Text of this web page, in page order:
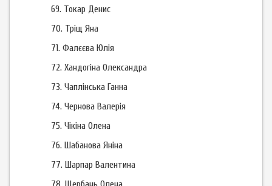
69. Токар Денис
70. Тріщ Яна
71. Фалєєва Юлія
72. Хандогіна Олександра
73. Чаплінська Ганна
74. Чернова Валерія
75. Чікіна Олена
76. Шабанова Яніна
77. Шарпар Валентина